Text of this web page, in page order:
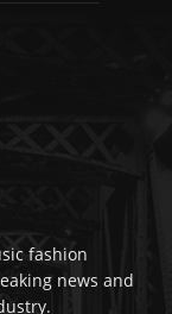
fashion
news and